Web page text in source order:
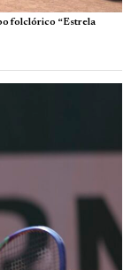
folclórico “Estrela